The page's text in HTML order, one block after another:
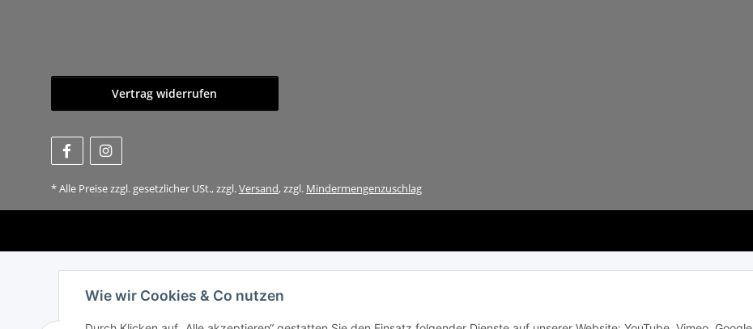
Wie wir Cookies & Co nutzen
Vertrag widerrufen
* Alle Preise zzgl. gesetzlicher USt., zzgl.Versand, zzgl. Mindermengenzuschlag